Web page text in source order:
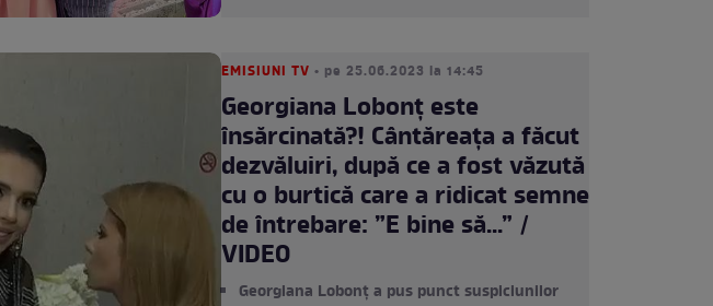
EMISIUNI TV • pe 25.06.2023 la 14:45
Georgiana Lobonț este
însărcinată?! Cântăreața a făcut
dezvăluiri, după ce a fost văzută
cu o burtică care a ridicat semne
de întrebare: ”E bine să...” /
VIDEO
Georgiana Lobonț a pus punct suspiciunilor